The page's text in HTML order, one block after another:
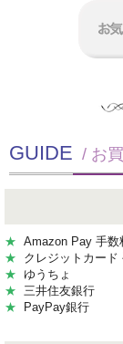
GUIDE / お
★ Amazon Pay 手数
★ クレジットカード
★ ゆうちょ
★ 三井住友銀行
★ PayPay銀行